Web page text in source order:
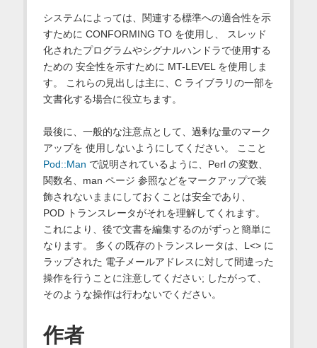
システムによっては、関連する標準への適合性を示
すために CONFORMING TO を使用し、 スレッド
化されたプログラムやシグナルハンドラで使用する
ための 安全性を示すために MT-LEVEL を使用しま
す。 これらの見出しは主に、C ライブラリの一部を
文書化する場合に役立ちます。
最後に、一般的な注意点として、過剰な量のマーク
アップを 使用しないようにしてください。 ここと
Pod::Man で説明されているように、Perl の変数、
関数名、man ページ 参照などをマークアップで装
飾されないままにしておくことは安全であり、
POD トランスレータがそれを理解してくれます。
これにより、後で文書を編集するのがずっと簡単に
なります。 多くの既存のトランスレータは、L<> に
ラップされた 電子メールアドレスに対して間違った
操作を行うことに注意してください; したがって、
そのような操作は行わないでください。
作者